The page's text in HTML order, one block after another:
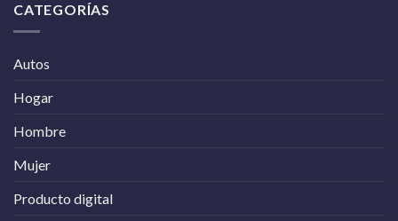
CATEGORÍAS
Autos
Hogar
Hombre
Mujer
Producto digital